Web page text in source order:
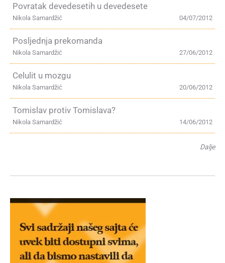
Povratak devedesetih u devedesete
04/07/2012
Nikola Samardžić
Posljednja prekomanda
27/06/2012
Nikola Samardžić
Celulit u mozgu
20/06/2012
Nikola Samardžić
Tomislav protiv Tomislava?
14/06/2012
Nikola Samardžić
Dalje